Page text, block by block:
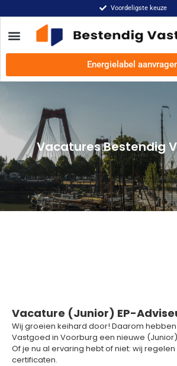
Voordeligste keuze
Energielabel
Vacatures Bestendig
Vacature (Junior) EP-
Wij groeien keihard door! Daarom
Vastgoed in Voorburg een nieuwe
Of je nu al ervaring hebt of niet: wij
certificaten.